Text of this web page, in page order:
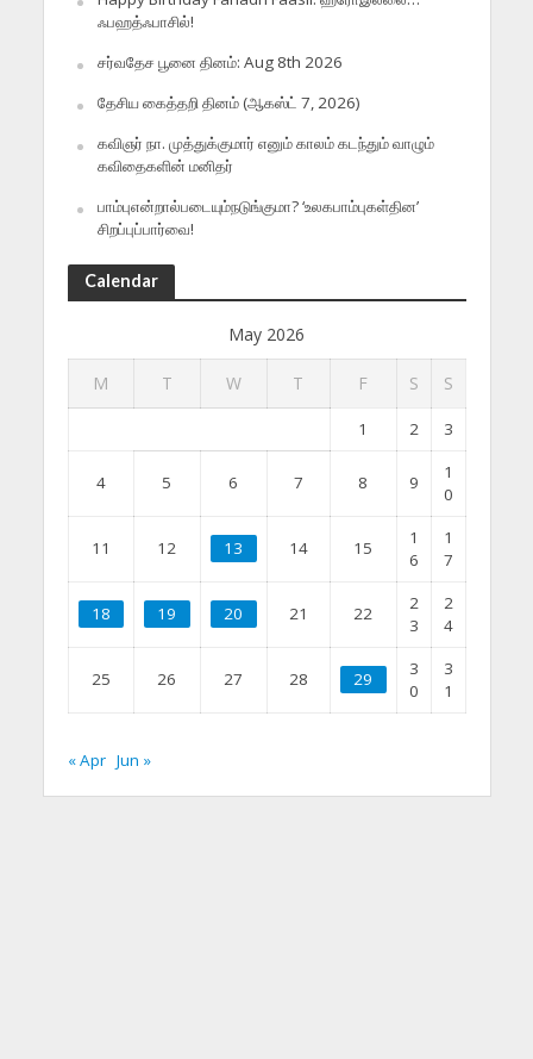
ஃபஹத்ஃபாசில்!
சர்வதேச பூனை தினம்: Aug 8th 2026
தேசிய கைத்தறி தினம் (ஆகஸ்ட் 7, 2026)
கவிஞர் நா. முத்துக்குமார் எனும் காலம் கடந்தும் வாழும்
கவிதைகளின் மனிதர்
பாம்புஎன்றால்படையும்நடுங்குமா? ‘உலகபாம்புகள்தின’
சிறப்புப்பார்வை!
Calendar
May 2026
M T W T F S S
1 2 3
4 5 6 7 8 9
1
0
11 12 13 14 15
1
6
1
7
18 19 20 21 22
2
3
2
4
25 26 27 28 29
3
0
3
1
« Apr Jun »